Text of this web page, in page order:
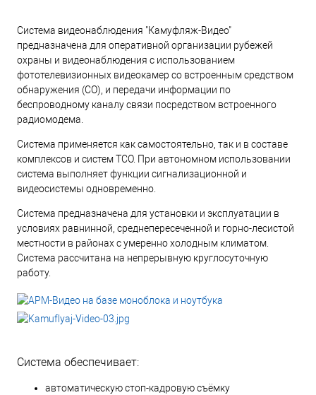
Система видеонаблюдения "Камуфляж-Видео"
предназначена для оперативной организации рубежей
охраны и видеонаблюдения с использованием
фототелевизионных видеокамер со встроенным средством
обнаружения (СО), и передачи информации по
беспроводному каналу связи посредством встроенного
радиомодема.
Система применяется как самостоятельно, так и в составе
комплексов и систем ТСО. При автономном использовании
система выполняет функции сигнализационной и
видеосистемы одновременно.
Система предназначена для установки и эксплуатации в
условиях равнинной, среднепересеченной и горно-лесистой
местности в районах с умеренно холодным климатом.
Система рассчитана на непрерывную круглосуточную
работу.
Система обеспечивает:
автоматическую стоп-кадровую съёмку